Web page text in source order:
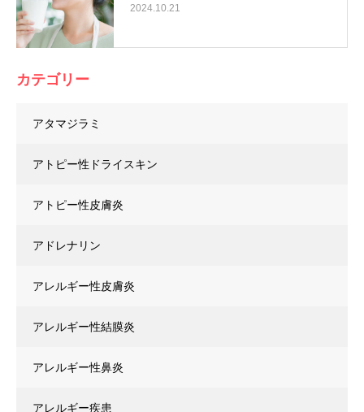
2024.10.21
カテゴリー
アタマジラミ
アトピー性ドライスキン
アトピー性皮膚炎
アドレナリン
アレルギー性皮膚炎
アレルギー性結膜炎
アレルギー性鼻炎
アレルギー疾患